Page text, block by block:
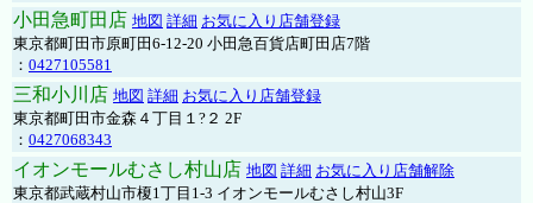
小田急町田店 地図 詳細 お気に入り店舗登録
東京都町田市原町田6-12-20 小田急百貨店町田店7階
： 0427105581
三和小川店 地図 詳細 お気に入り店舗登録
東京都町田市金森４丁目１?２ 2F
： 0427068343
イオンモールむさし村山店 地図 詳細 お気に入り店舗解除
東京都武蔵村山市榎1丁目1-3 イオンモールむさし村山3F